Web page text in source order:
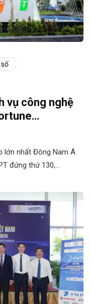
số
vụ công nghệ
lớn nhất Đông Nam Á
đứng thứ 130,…